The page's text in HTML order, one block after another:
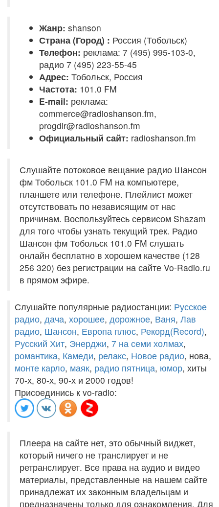
Жанр: shanson
Страна (Город) : Россия (Тобольск)
Телефон: реклама: 7 (495) 995-103-0,
радио 7 (495) 223-55-45
Адрес: Тобольск, Россия
Частота: 101.0 FM
E-mail: реклама:
commerce@radioshanson.fm,
progdir@radioshanson.fm
Официальный сайт: radioshanson.fm
Слушайте потоковое вещание радио Шансон
фм Тобольск 101.0 FM на компьютере,
планшете или телефоне. Плейлист может
отсутствовать по независящим от нас
причинам. Воспользуйтесь сервисом Shazam
для того чтобы узнать текущий трек. Радио
Шансон фм Тобольск 101.0 FM слушать
онлайн бесплатно в хорошем качестве (128
256 320) без регистрации на сайте Vo-Radio.ru
в прямом эфире.
Слушайте популярные радиостанции: Русское
радио, дача, хорошее, дорожное, Ваня, Лав
радио, Шансон, Европа плюс, Рекорд(Record),
Русский Хит, Энерджи, 7 на семи холмах,
романтика, Камеди, релакс, Новое радио, нова,
монте карло, маяк, радио пятница, юмор, хиты
70-х, 80-х, 90-х и 2000 годов!
Присоединись к vo-radio:
Плеера на сайте нет, это обычный виджет,
который ничего не транслирует и не
ретранслирует. Все права на аудио и видео
материалы, представленные на нашем сайте
принадлежат их законным владельцам и
предназначены только для ознакомления. Для